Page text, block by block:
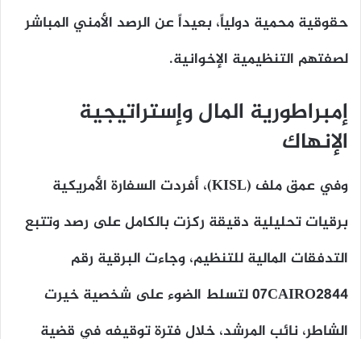
حقوقية محمية دولياً، بعيداً عن الرصد الأمني المباشر
لصفتهم التنظيمية الإخوانية.
إمبراطورية المال وإستراتيجية
الإنهاك
وفي عمق ملف (KISL)، أفردت السفارة الأمريكية
برقيات تحليلية دقيقة ركزت بالكامل على رصد وتتبع
التدفقات المالية للتنظيم، وجاءت البرقية رقم
07CAIRO2844 لتسلط الضوء على شخصية خيرت
الشاطر، نائب المرشد، خلال فترة توقيفه في قضية